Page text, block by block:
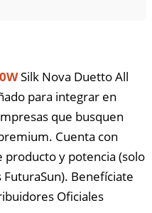
Silk Nova Duetto All
para integrar en
que busquen
Cuenta con
producto y potencia (solo
Benefíciate
Oficiales